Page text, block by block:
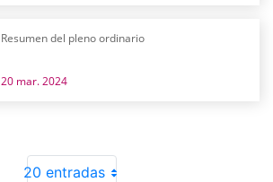
Resumen del pleno ordinario
20 mar. 2024
20 entradas